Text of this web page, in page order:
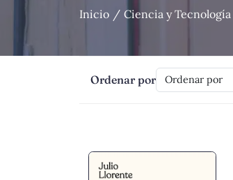
Inicio Ciencia y Tecnología
Ordenar por